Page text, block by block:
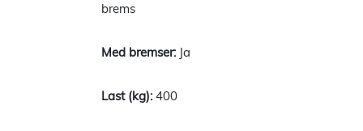
brems
Ja
400